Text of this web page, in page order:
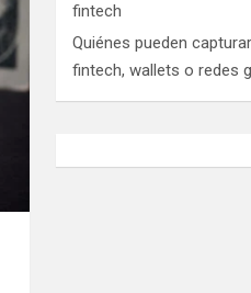
fintech
Quiénes pueden
fintech, wallets o redes